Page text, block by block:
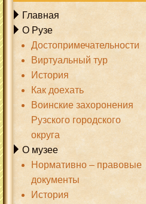
Главная
О Рузе
Достопримечательности
Виртуальный тур
История
Как доехать
Воинские захоронения
Рузского городского
округа
О музее
Нормативно – правовые
документы
История